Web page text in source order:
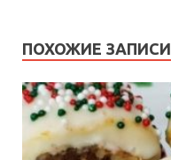
ПОХОЖИЕ ЗАПИСИ